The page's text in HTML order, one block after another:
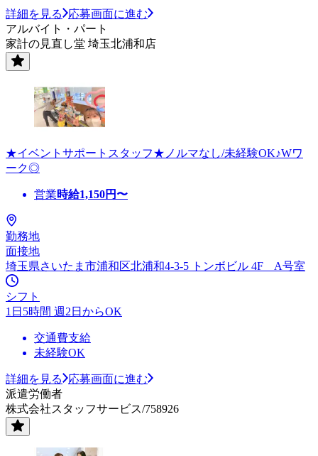
詳細を見る
応募画面に進む
アルバイト・パート
家計の見直し堂 埼玉北浦和店
★イベントサポートスタッフ★ノルマなし/未経験OK♪Wワ
ーク◎
営業時給1,150円〜
勤務地
面接地
埼玉県さいたま市浦和区北浦和4-3-5 トンボビル 4F A号室
シフト
1日5時間 週2日からOK
交通費支給
未経験OK
詳細を見る
応募画面に進む
派遣労働者
株式会社スタッフサービス/758926